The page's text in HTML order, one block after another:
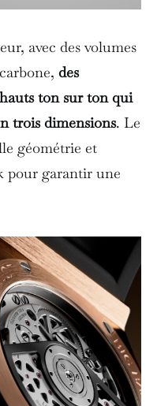
avec des volumes
des
ton sur ton qui
trois dimensions. Le
géométrie et
pour garantir une